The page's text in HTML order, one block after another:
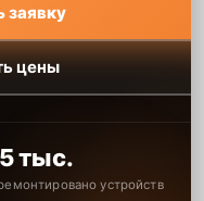
заявку
цены
тыс.
устройств